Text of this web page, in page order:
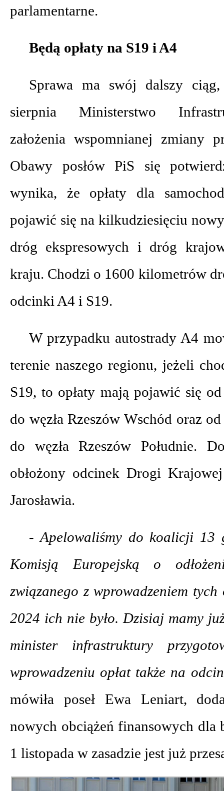
parlamentarne.
Będą opłaty na S19 i A4
Sprawa ma swój dalszy
sierpnia Ministerstwo
założenia wspomnianej zmiany
Obawy posłów PiS się
wynika, że opłaty dla
pojawić się na kilkudziesięciu
dróg ekspresowych i dróg
kraju. Chodzi o 1600 kilometrów
odcinki A4 i S19.
W przypadku autostrady A4
terenie naszego regionu, jeżeli
S19, to opłaty mają pojawić się
do węzła Rzeszów Wschód oraz
do węzła Rzeszów Południe.
obłożony odcinek Drogi
Jarosławia.
- Apelowaliśmy do koalicji 13
Komisją Europejską o
związanego z wprowadzeniem
2024 ich nie było. Dzisiaj mamy
minister infrastruktury
wprowadzeniu opłat także na
mówiła poseł Ewa Leniart,
nowych obciążeń finansowych dla
1 listopada w zasadzie jest już